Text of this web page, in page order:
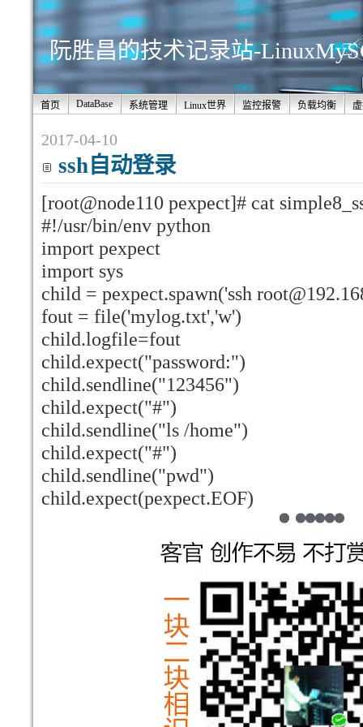
阮胜昌的技术记录站-
首页 DataBase 系统管理 Linux世界 监控报警 负载均衡
2017-04-10
ssh自动登录
[root@node110 pexpect]# cat
#!/usr/bin/env python
import pexpect
import sys
child = pexpect.spawn('ssh
fout = file('mylog.txt','w')
child.logfile=fout
child.expect("password:")
child.sendline("123456")
child.expect("#")
child.sendline("ls /home")
child.expect("#")
child.sendline("pwd")
child.expect(pexpect.EOF)